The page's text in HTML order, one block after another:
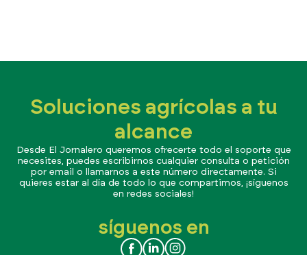
Soluciones agrícolas a tu
alcance
Desde El Jornalero queremos ofrecerte todo el soporte que
necesites, puedes escribirnos cualquier consulta o petición
por email o llamarnos a este número directamente. Si
quieres estar al día de todo lo que compartimos, ¡síguenos
en redes sociales!
síguenos en